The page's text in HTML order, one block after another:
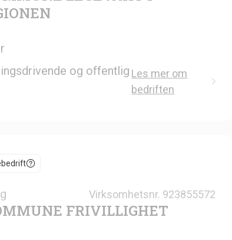
og offentlig Les mer om
bedriften
Virksomhetsnr. 923855572
FRIVILLIGHET